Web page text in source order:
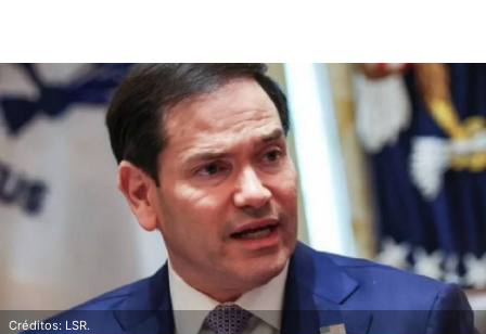
Créditos: LSR.